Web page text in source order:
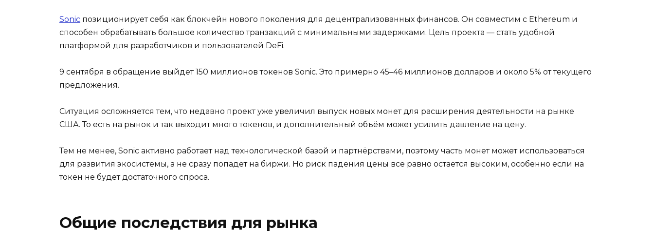
Sonic позиционирует себя как блокчейн нового поколения для децентрализованных финансов. Он совместим с Ethereum и
способен обрабатывать большое количество транзакций с минимальными задержками. Цель проекта — стать удобной
платформой для разработчиков и пользователей DeFi.
9 сентября в обращение выйдет 150 миллионов токенов Sonic. Это примерно 45–46 миллионов долларов и около 5% от текущего
предложения.
Ситуация осложняется тем, что недавно проект уже увеличил выпуск новых монет для расширения деятельности на рынке
США. То есть на рынок и так выходит много токенов, и дополнительный объём может усилить давление на цену.
Тем не менее, Sonic активно работает над технологической базой и партнёрствами, поэтому часть монет может использоваться
для развития экосистемы, а не сразу попадёт на биржи. Но риск падения цены всё равно остаётся высоким, особенно если на
токен не будет достаточного спроса.
Общие последствия для рынка